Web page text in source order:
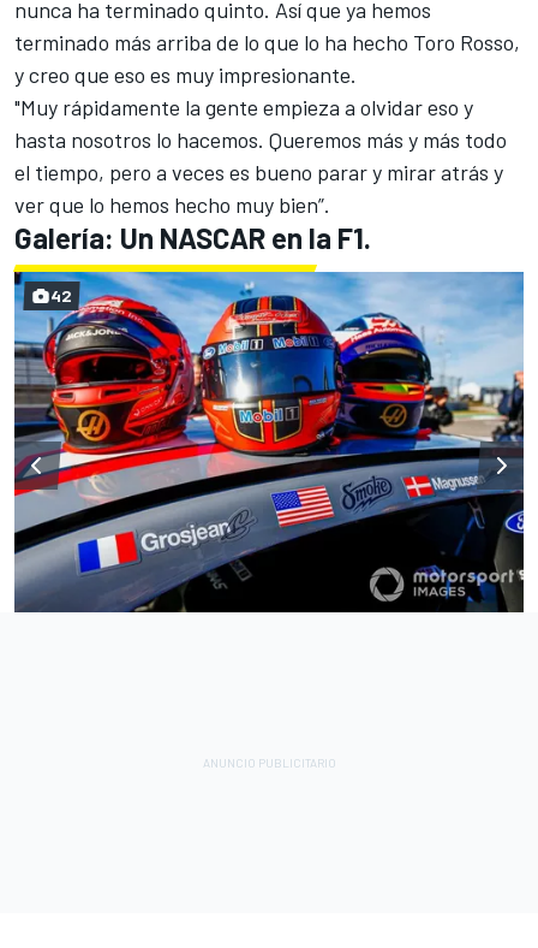
nunca ha terminado quinto. Así que ya hemos
terminado más arriba de lo que lo ha hecho Toro Rosso,
y creo que eso es muy impresionante.
"Muy rápidamente la gente empieza a olvidar eso y
hasta nosotros lo hacemos. Queremos más y más todo
el tiempo, pero a veces es bueno parar y mirar atrás y
ver que lo hemos hecho muy bien”.
Galería: Un NASCAR en la F1.
42